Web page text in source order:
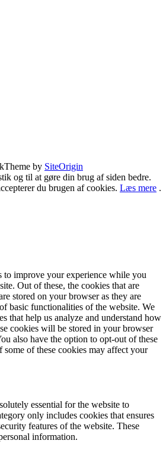
Theme by SiteOrigin
og til at gøre din brug af siden bedre.
du brugen af cookies. Læs mere .
to improve your experience while you
Out of these, the cookies that are
stored on your browser as they are
basic functionalities of the website. We
that help us analyze and understand how
cookies will be stored in your browser
also have the option to opt-out of these
of these cookies may affect your
essential for the website to
only includes cookies that ensures
features of the website. These
information.